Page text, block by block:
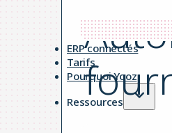
ERP connectés
Tarifs
Pourquoi Yooz
Ressources